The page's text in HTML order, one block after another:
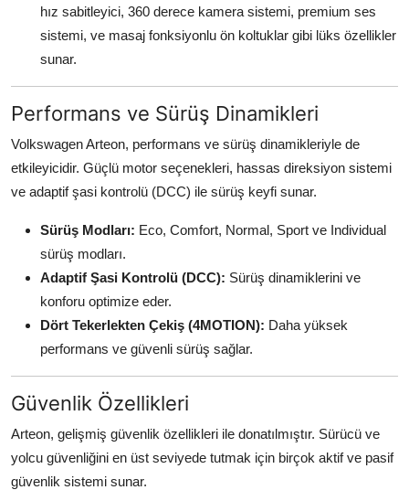
hız sabitleyici, 360 derece kamera sistemi, premium ses
sistemi, ve masaj fonksiyonlu ön koltuklar gibi lüks özellikler
sunar.
Performans ve Sürüş Dinamikleri
Volkswagen Arteon, performans ve sürüş dinamikleriyle de
etkileyicidir. Güçlü motor seçenekleri, hassas direksiyon sistemi
ve adaptif şasi kontrolü (DCC) ile sürüş keyfi sunar.
Sürüş Modları: Eco, Comfort, Normal, Sport ve Individual
sürüş modları.
Adaptif Şasi Kontrolü (DCC): Sürüş dinamiklerini ve
konforu optimize eder.
Dört Tekerlekten Çekiş (4MOTION): Daha yüksek
performans ve güvenli sürüş sağlar.
Güvenlik Özellikleri
Arteon, gelişmiş güvenlik özellikleri ile donatılmıştır. Sürücü ve
yolcu güvenliğini en üst seviyede tutmak için birçok aktif ve pasif
güvenlik sistemi sunar.